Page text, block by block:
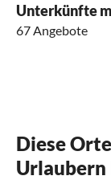
Unterkünfte
67 Angebote
Diese
Urlaubern